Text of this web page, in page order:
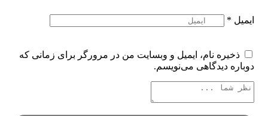
ایمیل *
ذخیره نام، ایمیل و وبسایت من در مرورگر برای زمانی که
دوباره دیدگاهی می‌نویسم.